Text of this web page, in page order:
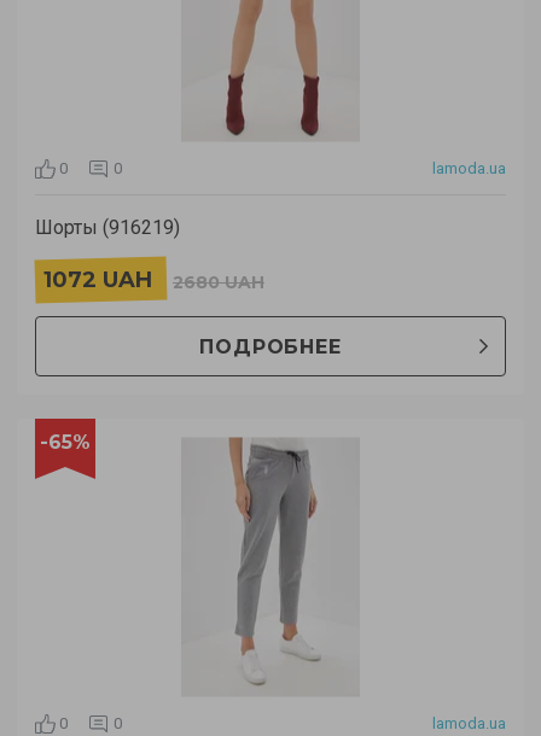
0 0 lamoda.ua
Шорты (916219)
1072 UAH 2680 UAH
ПОДРОБНЕЕ
-65%
0 0 lamoda.ua